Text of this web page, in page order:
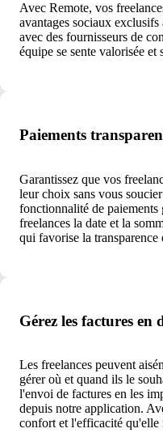
Avec Remote, vos
avantages sociaux
avec des fournisseurs de
équipe se sente valorisée et
Paiements
Garantissez que vos
leur choix sans vous
fonctionnalité de
freelances la date et la
qui favorise la
Gérez les factures en
Les freelances peuvent
gérer où et quand ils le
l'envoi de factures en les
depuis notre application.
confort et l'efficacité qu'elle